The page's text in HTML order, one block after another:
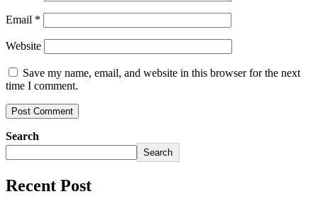
Email *
Website
Save my name, email, and website in this browser for the next
time I comment.
Search
Search
Recent Post